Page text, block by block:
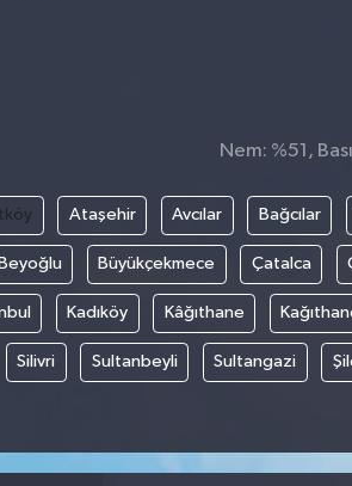
Nem: %51,
Ataşehir Avcılar Bağcılar
Beyoğlu Büyükçekmece Çatalca
Kadıköy Kâğıthane
Silivri Sultanbeyli Sultangazi